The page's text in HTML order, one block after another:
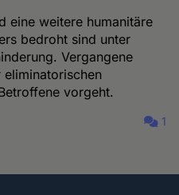
eine weitere humanitäre
bedroht sind unter
Vergangene
vorgeht.
1